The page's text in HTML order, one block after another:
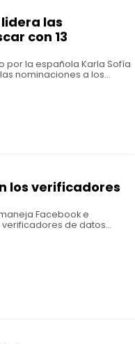
lidera las
con 13
por la española Karla Sofía
nominaciones a los
"The Brutalist"
los verificadores
Facebook e
de datos
comprobación de datos